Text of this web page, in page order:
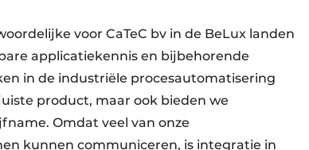
voor CaTeC bv in de BeLux landen
applicatiekennis en bijbehorende
in de industriële procesautomatisering
product, maar ook bieden we
Omdat veel van onze
kunnen communiceren, is integratie in